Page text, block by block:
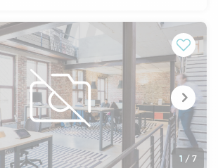
en copropriété, l'actif bénéficie d'un
indépendant, idéal pour des
une totale autonomie de gestion.
du bien
: l'immeuble développe trois
de soussol, offrant une répartition
des espaces.
accueille des espaces ouverts et
qu'une cuisine entièrement équipée,
à la fois des zones de travail
1 / 7